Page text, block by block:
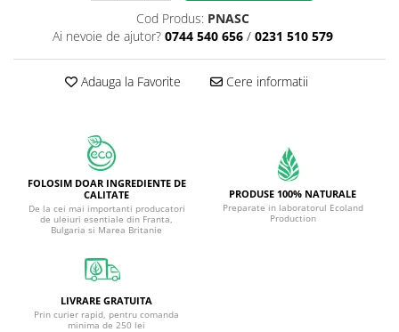
Cod Produs: PNASC
Ai nevoie de ajutor? 0744 540 656 / 0231 510 579
Adauga la Favorite Cere informatii
FOLOSIM DOAR INGREDIENTE DE
CALITATE
De la cei mai importanti producatori
de uleiuri esentiale din Franta,
Bulgaria si Marea Britanie
PRODUSE 100% NATURALE
Preparate in laboratorul Ecoland
Production
LIVRARE GRATUITA
Prin curier rapid, pentru comanda
minima de 250 lei